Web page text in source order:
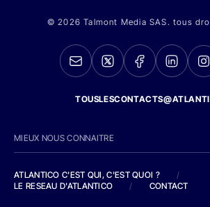
© 2026 Talmont Media SAS. tous
MIEUX NOUS CONNAITRE
ATLANTICO C'EST QUI, C'EST QUOI ?
/
LE RESEAU D'ATLANTICO
/ CONTACT